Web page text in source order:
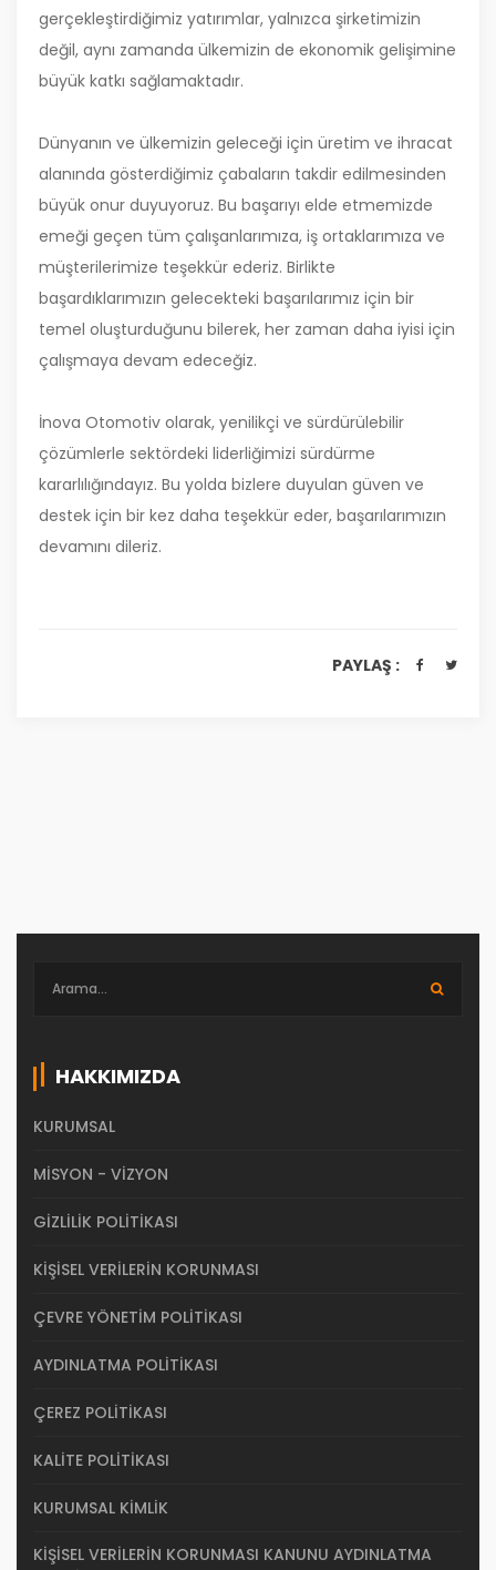
gerçekleştirdiğimiz yatırımlar, yalnızca şirketimizin
değil, aynı zamanda ülkemizin de ekonomik gelişimine
büyük katkı sağlamaktadır.
Dünyanın ve ülkemizin geleceği için üretim ve ihracat
alanında gösterdiğimiz çabaların takdir edilmesinden
büyük onur duyuyoruz. Bu başarıyı elde etmemizde
emeği geçen tüm çalışanlarımıza, iş ortaklarımıza ve
müşterilerimize teşekkür ederiz. Birlikte
başardıklarımızın gelecekteki başarılarımız için bir
temel oluşturduğunu bilerek, her zaman daha iyisi için
çalışmaya devam edeceğiz.
İnova Otomotiv olarak, yenilikçi ve sürdürülebilir
çözümlerle sektördeki liderliğimizi sürdürme
kararlılığındayız. Bu yolda bizlere duyulan güven ve
destek için bir kez daha teşekkür eder, başarılarımızın
devamını dileriz.
PAYLAŞ :
HAKKIMIZDA
KURUMSAL
MISYON - VIZYON
GIZLILIK POLITIKASI
KIŞISEL VERILERIN KORUNMASI
ÇEVRE YÖNETIM POLITIKASI
AYDINLATMA POLITIKASI
ÇEREZ POLITIKASI
KALITE POLITIKASI
KURUMSAL KIMLIK
KIŞISEL VERILERIN KORUNMASI KANUNU AYDINLATMA